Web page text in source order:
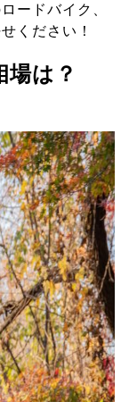
ードバイク、
ください！
場は？